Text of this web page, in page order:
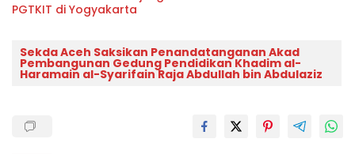
PGTKIT di Yogyakarta
Sekda Aceh Saksikan Penandatanganan Akad
Pembangunan Gedung Pendidikan Khadim al-
Haramain al-Syarifain Raja Abdullah bin Abdulaziz